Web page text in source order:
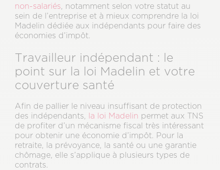
non-salariés, notamment selon votre statut au
sein de l’entreprise et à mieux comprendre la loi
Madelin dédiée aux indépendants pour faire des
économies d’impôt.
Travailleur indépendant : le
point sur la loi Madelin et votre
couverture santé
Afin de pallier le niveau insuffisant de protection
des indépendants,
la loi Madelin permet aux TNS
de profiter d’un mécanisme fiscal très intéressant
pour obtenir une économie d’impôt. Pour la
retraite, la prévoyance, la santé ou une garantie
chômage, elle s’applique à plusieurs types de
contrats.